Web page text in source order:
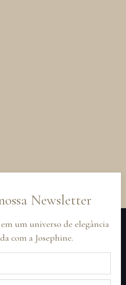
Newsletter
um universo de elegância
com a Josephine.